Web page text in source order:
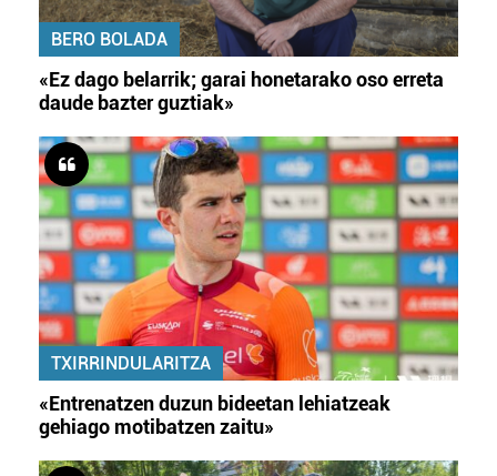
BERO BOLADA
«Ez dago belarrik; garai honetarako oso erreta
daude bazter guztiak»
TXIRRINDULARITZA
«Entrenatzen duzun bideetan lehiatzeak
gehiago motibatzen zaitu»